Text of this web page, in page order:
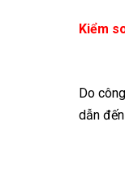
Kiểm
Do
dẫn